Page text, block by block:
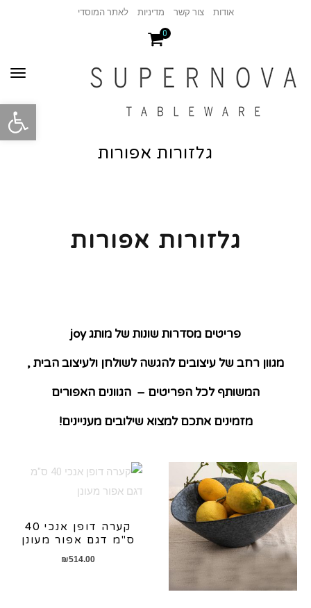
פתח
אודות צור קשר מדיניות לאתר המוסדי
0
גלזורות אפורות
גלזורות אפורות
פריטים מסדרות שונות של מותג joy
מגוון רחב של עיצובים להגשה לשולחן ולעיצוב הבית ,
המשותף לכל הפריטים – הגוונים האפורים
מזמינים אתכם למצוא שילובים מעניינים!
קערה דופן אנכי 40
ס"מ דגם אפור מעונן
₪514.00